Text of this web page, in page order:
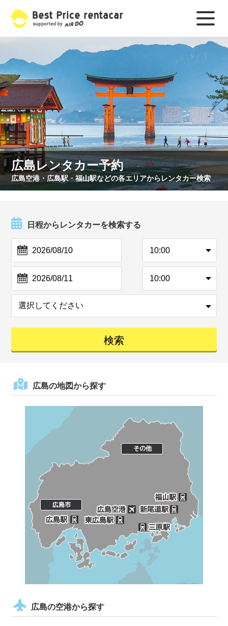
広島レンタカー予約
広島空港・広島駅・福山駅などの各エリアからレンタカー検索
日程からレンタカーを検索する
広島の地図から探す
広島の空港から探す